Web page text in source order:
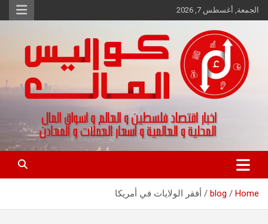
Skip
to
الجمعة, أغسطس 7, 2026
كواليس المال
اخبار اقتصاد فلسطين و العالم و تقارير اسواق المال و العملات
Home
blog أفقر الولايات في أمريكا